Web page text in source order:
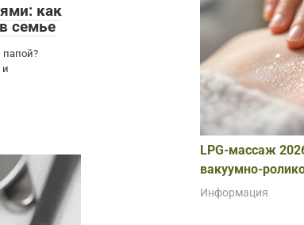
как
семье
папой?
и
LPG-массаж
вакуумно-
Информация